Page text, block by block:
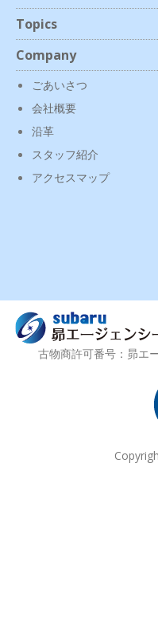
Topics
Company
ごあいさつ
会社概要
沿革
スタッフ紹介
アクセスマップ
古物商許可番号：昴